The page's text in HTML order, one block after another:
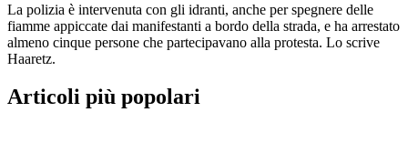
La polizia è intervenuta con gli idranti, anche per spegnere delle
fiamme appiccate dai manifestanti a bordo della strada, e ha arrestato
almeno cinque persone che partecipavano alla protesta. Lo scrive
Haaretz.
Articoli più popolari